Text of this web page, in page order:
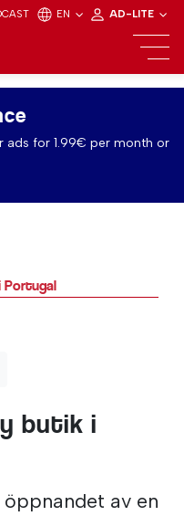
EN AD-LITE
ads for 1.99€ per month or
Portugal
butik i
av en